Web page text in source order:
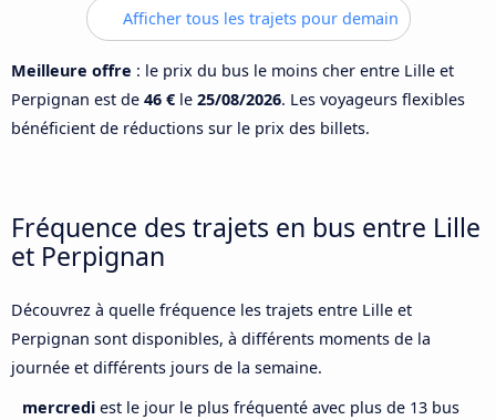
Afficher tous les trajets pour demain
Meilleure offre : le prix du bus le moins cher entre Lille et
Perpignan est de 46 € le 25/08/2026. Les voyageurs flexibles
bénéficient de réductions sur le prix des billets.
Fréquence des trajets en bus entre Lille
et Perpignan
Découvrez à quelle fréquence les trajets entre Lille et
Perpignan sont disponibles, à différents moments de la
journée et différents jours de la semaine.
mercredi est le jour le plus fréquenté avec plus de 13 bus